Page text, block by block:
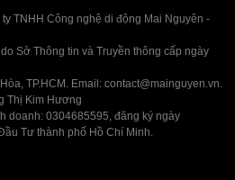
TNHH Công nghệ di động Mai Nguyên -
Sở Thông tin và Truyền thông cấp ngày
TP.HCM. Email: contact@mainguyen.vn.
Thị Kim Hương
doanh: 0304685595, đăng ký ngày
Tư thành phố Hồ Chí Minh.